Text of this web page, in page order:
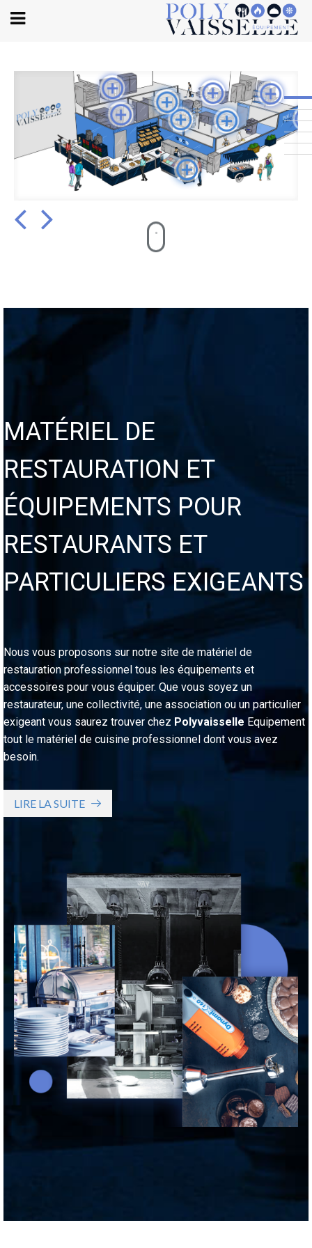
BOULANGERIE ET
MATÉRIEL DE
RESTAURATION ET
ÉQUIPEMENTS POUR
RESTAURANTS ET
PARTICULIERS EXIGEANTS
Nous vous proposons sur notre site de matériel de
restauration professionnel tous les équipements et
accessoires pour vous équiper. Que vous soyez un
restaurateur, une collectivité, une association ou un particulier
exigeant vous saurez trouver chez Polyvaisselle Equipement
tout le matériel de cuisine professionnel dont vous avez
besoin.
LIRE LA SUITE